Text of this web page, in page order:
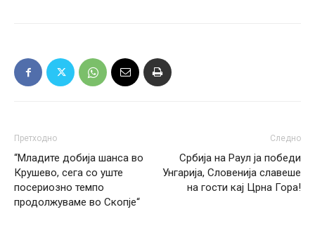
Претходно
“Младите добија шанса во
Крушево, сега со уште
посериозно темпо
продолжуваме во Скопје“
Следно
Србија на Раул ја победи
Унгарија, Словенија славеше
на гости кај Црна Гора!